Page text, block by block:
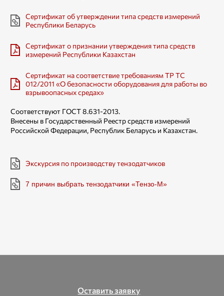
Сертификат об утверждении типа средств измерений
Республики Беларусь
Сертификат о признании утверждения типа средств
измерений Республики Казахстан
Cертификат на соответствие требованиям TP ТС
012/2011 «О безопасности оборудования для работы во
взрывоопасных средах»
Соответствуют ГОСТ 8.631-2013.
Внесены в Государственный Реестр средств измерений
Российской Федерации, Республик Беларусь и Казахстан.
Экскурсия по производству тензодатчиков
7 причин выбрать тензодатчики «Тензо-М»
Оставить заявку